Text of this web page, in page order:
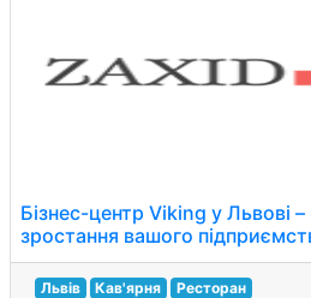
Бізнес-центр Viking у Львові
зростання вашого
Львів Кав'ярня Ресторан